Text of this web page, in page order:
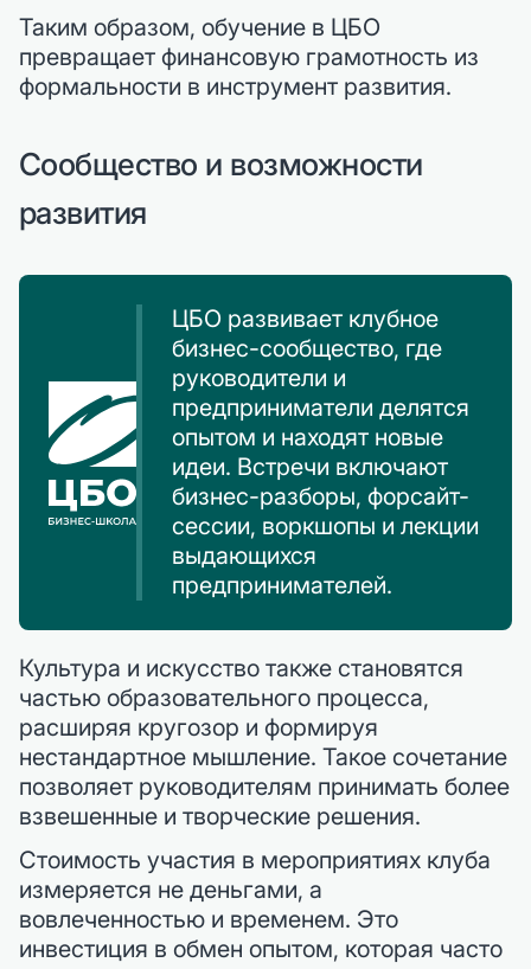
Таким образом, обучение в ЦБО
превращает финансовую грамотность из
формальности в инструмент развития.
Сообщество и возможности
развития
ЦБО развивает клубное
бизнес-сообщество, где
руководители и
предприниматели делятся
опытом и находят новые
идеи. Встречи включают
бизнес-разборы, форсайт-
сессии, воркшопы и лекции
выдающихся
предпринимателей.
Культура и искусство также становятся
частью образовательного процесса,
расширяя кругозор и формируя
нестандартное мышление. Такое сочетание
позволяет руководителям принимать более
взвешенные и творческие решения.
Стоимость участия в мероприятиях клуба
измеряется не деньгами, а
вовлеченностью и временем. Это
инвестиция в обмен опытом, которая часто